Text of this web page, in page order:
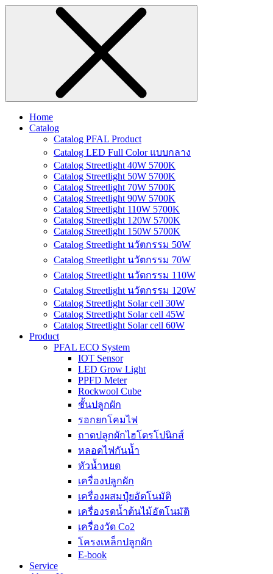
Home
Catalog
Catalog PFAL Product
Catalog LED Full Color แบบกลาง
Catalog Streetlight 40W 5700K
Catalog Streetlight 50W 5700K
Catalog Streetlight 70W 5700K
Catalog Streetlight 90W 5700K
Catalog Streetlight 110W 5700K
Catalog Streetlight 120W 5700K
Catalog Streetlight 150W 5700K
Catalog Streetlight นวัตกรรม 50W
Catalog Streetlight นวัตกรรม 70W
Catalog Streetlight นวัตกรรม 110W
Catalog Streetlight นวัตกรรม 120W
Catalog Streetlight Solar cell 30W
Catalog Streetlight Solar cell 45W
Catalog Streetlight Solar cell 60W
Product
PFAL ECO System
IOT Sensor
LED Grow Light
PPFD Meter
Rockwool Cube
ชั้นปลูกผัก
รอกยกโคมไฟ
ถาดปลูกผักไฮโดรโปนิกส์
หลอดไฟกันน้ำ
หัวน้ำหยด
เครื่องปลูกผัก
เครื่องผสมปุ๋ยอัตโนมัติ
เครื่องรดน้ำต้นไม้อัตโนมัติ
เครื่องวัด Co2
โครงเหล็กปลูกผัก
E-book
Service